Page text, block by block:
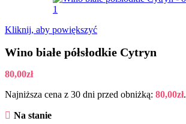
Kliknij, aby powiększyć
Wino białe półsłodkie Cytryn
80,00zł
Najniższa cena z 30 dni przed obniżką: 80,00zł.
Na stanie